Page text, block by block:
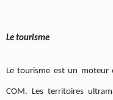
Le tourisme
Le tourisme est un moteur
COM. Les territoires